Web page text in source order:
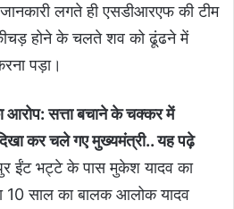
लगते ही एसडीआरएफ की टीम
होने के चलते शव को ढूंढने में
पड़ा।
सत्ता बचाने के चक्कर में
कर चले गए मुख्यमंत्री.. यह पढ़े
ईंट भट्टे के पास मुकेश यादव का
10 साल का बालक आलोक यादव